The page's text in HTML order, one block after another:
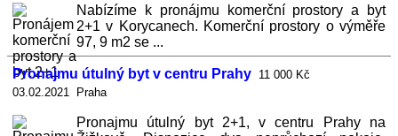
Nabízíme k pronájmu komerční prostory a byt
2+1 v Korycanech. Komerční prostory o výměře
97, 9 m2 se ...
Pronajmu útulný byt v centru Prahy 11 000 Kč
03.02.2021 Praha
Pronajmu útulný byt 2+1, v centru Prahy na